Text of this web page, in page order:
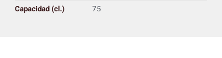
Capacidad (cl.)
75